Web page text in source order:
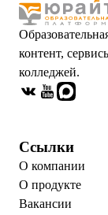
контент,
колледжей.
Ссылки
О компании
О продукте
Вакансии